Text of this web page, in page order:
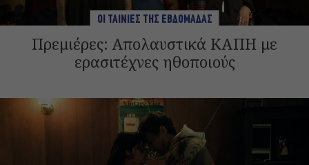
ΟΙ ΤΑΙΝΙΕΣ ΤΗΣ ΕΒΔΟΜΑΔΑΣ
Πρεμιέρες: Απολαυστικά ΚΑΠΗ με
ερασιτέχνες ηθοποιούς